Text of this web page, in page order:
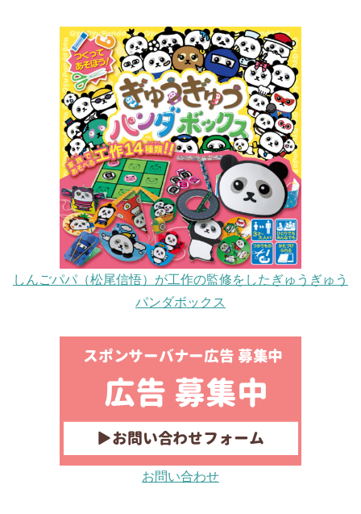
しんごパパ（松尾信悟）が工作の監修をしたぎゅうぎゅう
パンダボックス
お問い合わせ